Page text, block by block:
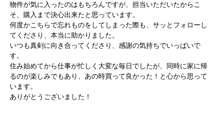
物件が気に入ったのはもちろんですが、担当いただいたからこ
そ、購入まで決心出来たと思っています。
何度かこちらで忘れものをしてしまった際も、サッとフォローし
てくださり、本当に助かりました。
いつも真剣に向き合ってくださり、感謝の気持ちでいっぱいで
す。
住み始めてから仕事が忙しく大変な毎日でしたが、同時に家に帰
るのが楽しみでもあり、あの時買って良かった！と心から思って
います。
ありがとうございました！